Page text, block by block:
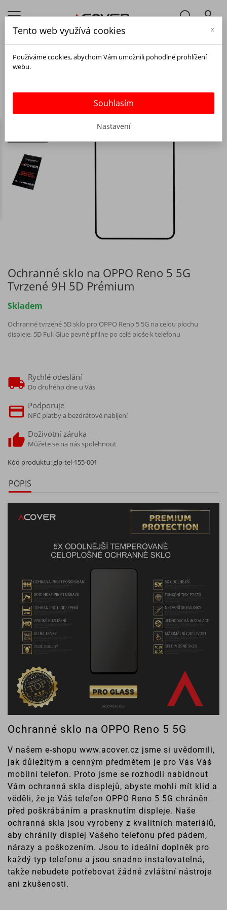
Ochranné sklo na OPPO Reno 5 5G
Tvrzené 9H 5D Prémium
Skladem
Ochranné tvrzené 5D sklo pro OPPO Reno 5 5G na celou plochu
displeje, 5D Full Glue pevně přilne po celé ploše k telefonu
Rychlé odeslání
Do druhého dne u Vás
Podporuje
NFC platby a bezdrátové nabíjení
Doživotní záruka
Můžete se na nás spolehnout
Kód produktu: glp-tel-155-001
POPIS
Ochranné sklo na OPPO Reno 5 5G
V našem e-shopu www.acover.cz jsme si uvědomili,
jak důležitým a cenným předmětem je pro Vás Váš
mobilní telefon. Proto jsme se rozhodli nabídnout
Vám ochranná skla displejů, abyste mohli mít klid a
věděli, že je Váš telefon OPPO Reno 5 5G chráněn
před poškrábáním a prasknutím displeje. Naše
ochranná skla jsou vyrobeny z kvalitních materiálů,
aby chránily displej Vašeho telefonu před pádem,
nárazy a poškozením. Jsou to ideální doplněk pro
každý typ telefonu a jsou snadno instalovatelná,
takže nebudete potřebovat žádné zvláštní nástroje
ani zkušenosti.
Tento web využívá cookies x
Používáme cookies, abychom Vám umožnili pohodlné prohlížení
webu.
Souhlasím
Nastavení